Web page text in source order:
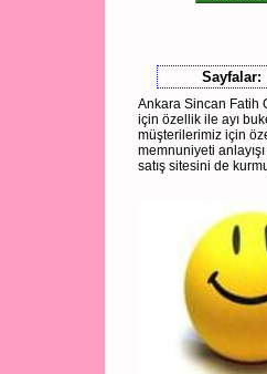
Sayfalar:
Ankara Sincan Fatih
için özellik ile ayı
müşterilerimiz için
memnuniyeti
satış sitesini de